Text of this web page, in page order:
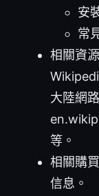
安
常
相關資
大陸網
等。
相關購
信息。